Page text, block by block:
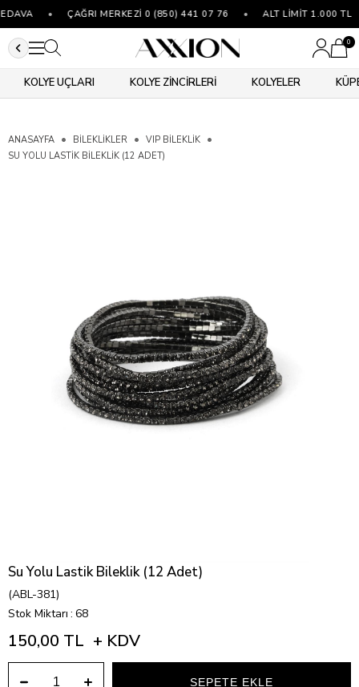
ÇAĞRI MERKEZİ 0 (850) 441 07 76 ALT LİMİT 1.000 TL
0
KOLYE UÇLARI KOLYE ZİNCİRLERİ KOLYELER
ANASAYFA BİLEKLİKLER
VIP BILEKLIK
SU YOLU LASTIK BILEKLIK (12 ADET)
Su Yolu Lastik Bileklik (12 Adet)
(ABL-381)
Stok Miktarı : 68
150,00 TL + KDV